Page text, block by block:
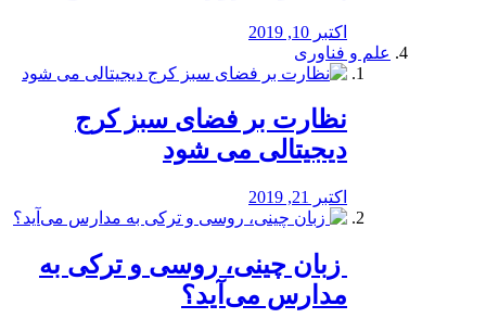
اکتبر 10, 2019
علم و فناوری
نظارت بر فضای سبز کرج
دیجیتالی می شود
اکتبر 21, 2019
️ زبان چینی، روسی و ترکی به
مدارس می‌آید؟